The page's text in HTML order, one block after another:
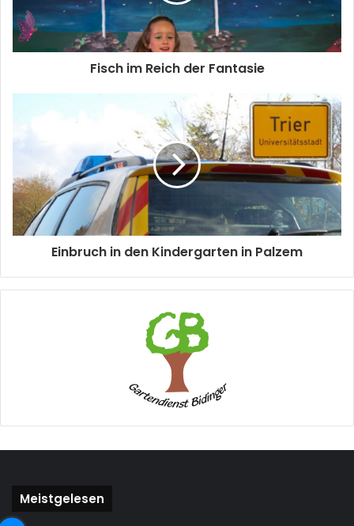
Fisch im Reich der Fantasie
Einbruch in den Kindergarten in Palzem
Meistgelesen